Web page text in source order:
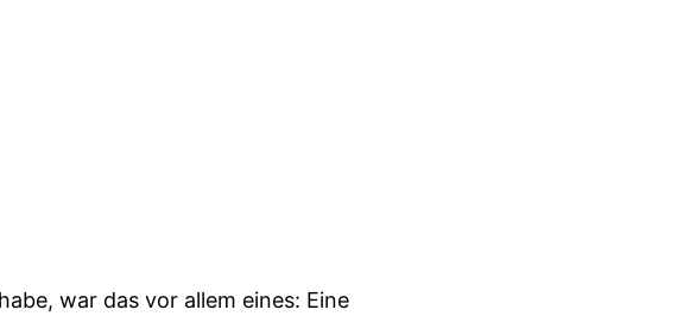
war das vor allem eines: Eine